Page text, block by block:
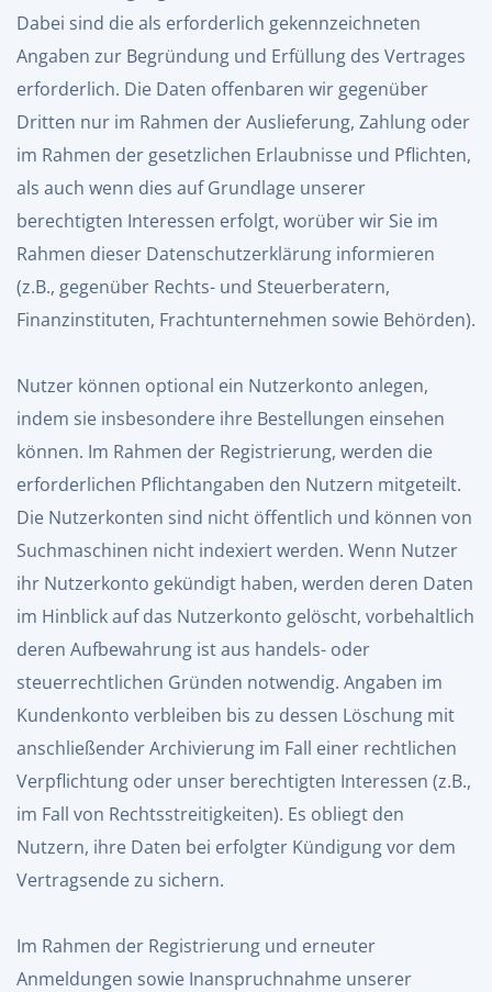
Dabei sind die als erforderlich gekennzeichneten
Angaben zur Begründung und Erfüllung des Vertrages
erforderlich. Die Daten offenbaren wir gegenüber
Dritten nur im Rahmen der Auslieferung, Zahlung oder
im Rahmen der gesetzlichen Erlaubnisse und Pflichten,
als auch wenn dies auf Grundlage unserer
berechtigten Interessen erfolgt, worüber wir Sie im
Rahmen dieser Datenschutzerklärung informieren
(z.B., gegenüber Rechts- und Steuerberatern,
Finanzinstituten, Frachtunternehmen sowie Behörden).
Nutzer können optional ein Nutzerkonto anlegen,
indem sie insbesondere ihre Bestellungen einsehen
können. Im Rahmen der Registrierung, werden die
erforderlichen Pflichtangaben den Nutzern mitgeteilt.
Die Nutzerkonten sind nicht öffentlich und können von
Suchmaschinen nicht indexiert werden. Wenn Nutzer
ihr Nutzerkonto gekündigt haben, werden deren Daten
im Hinblick auf das Nutzerkonto gelöscht, vorbehaltlich
deren Aufbewahrung ist aus handels- oder
steuerrechtlichen Gründen notwendig. Angaben im
Kundenkonto verbleiben bis zu dessen Löschung mit
anschließender Archivierung im Fall einer rechtlichen
Verpflichtung oder unser berechtigten Interessen (z.B.,
im Fall von Rechtsstreitigkeiten). Es obliegt den
Nutzern, ihre Daten bei erfolgter Kündigung vor dem
Vertragsende zu sichern.
Im Rahmen der Registrierung und erneuter
Anmeldungen sowie Inanspruchnahme unserer